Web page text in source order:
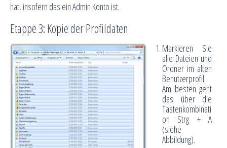
hat, insofern das ein Admin Konto ist.
Etappe 3: Kopie der Profildaten
Markieren Sie
alle Dateien und
Ordner im alten
Benutzerprofil.
Am besten geht
das über die
Tastenkombinati
on Strg + A
(siehe
Abbildung).